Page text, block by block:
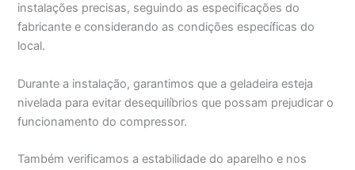
instalações precisas, seguindo as especificações do
fabricante e considerando as condições específicas do
local.
Durante a instalação, garantimos que a geladeira esteja
nivelada para evitar desequilíbrios que possam prejudicar o
funcionamento do compressor.
Também verificamos a estabilidade do aparelho e nos